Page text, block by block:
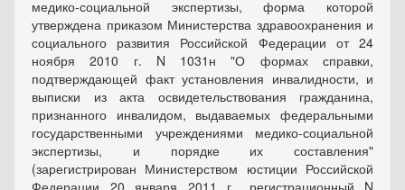
медико-социальной экспертизы, форма которой
утверждена приказом Министерства здравоохранения и
социального развития Российской Федерации от 24
ноября 2010 г. N 1031н "О формах справки,
подтверждающей факт установления инвалидности, и
выписки из акта освидетельствования гражданина,
признанного инвалидом, выдаваемых федеральными
государственными учреждениями медико-социальной
экспертизы, и порядке их составления"
(зарегистрирован Министерством юстиции Российской